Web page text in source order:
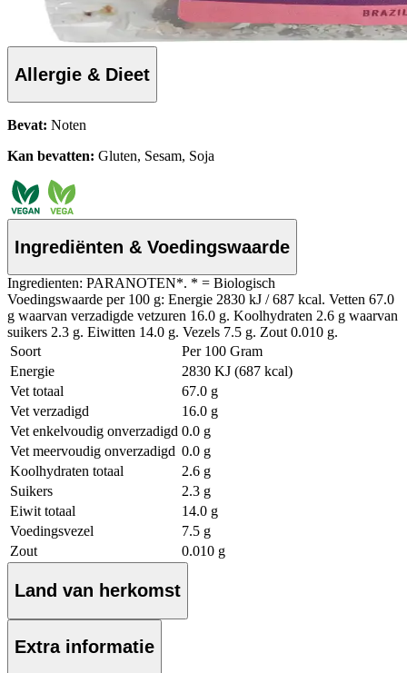
Allergie & Dieet
Bevat: Noten
Kan bevatten: Gluten, Sesam, Soja
Ingrediënten & Voedingswaarde
Ingredienten: PARANOTEN*. * = Biologisch
Voedingswaarde per 100 g: Energie 2830 kJ / 687 kcal. Vetten 67.0
g waarvan verzadigde vetzuren 16.0 g. Koolhydraten 2.6 g waarvan
suikers 2.3 g. Eiwitten 14.0 g. Vezels 7.5 g. Zout 0.010 g.
Soort
Per 100 Gram
Energie
2830 KJ (687 kcal)
Vet totaal
67.0 g
Vet verzadigd
16.0 g
Vet enkelvoudig onverzadigd 0.0 g
Vet meervoudig onverzadigd 0.0 g
Koolhydraten totaal
2.6 g
Suikers
2.3 g
Eiwit totaal
14.0 g
Voedingsvezel
7.5 g
Zout
0.010 g
Land van herkomst
Extra informatie